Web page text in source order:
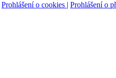
Prohlášení o cookies | Prohlášení o